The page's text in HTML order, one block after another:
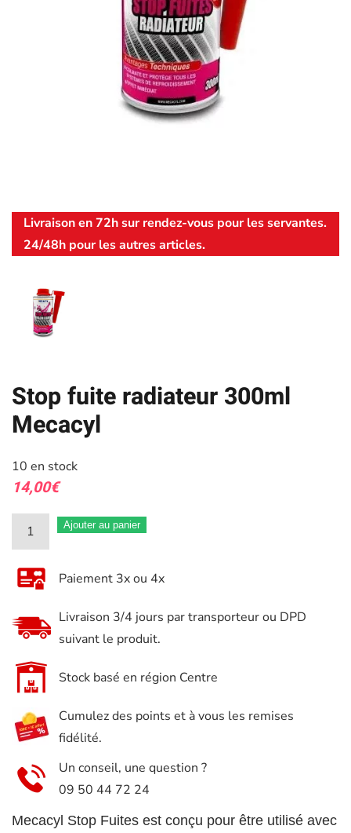
Livraison en 72h sur rendez-vous pour les servantes.
24/48h pour les autres articles.
Stop fuite radiateur 300ml
Mecacyl
10 en stock
14,00€
quantité
de
Stop
fuite
radiateur
300ml
Ajouter au panier
Paiement 3x ou 4x
Livraison 3/4 jours par transporteur ou DPD
suivant le produit.
Stock basé en région Centre
Cumulez des points et à vous les remises
fidélité.
Un conseil, une question ?
09 50 44 72 24
Mecacyl Stop Fuites est conçu pour être utilisé avec